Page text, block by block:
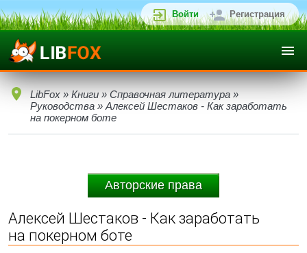
Войти Регистрация
LibFox » Книги » Справочная литература »
Руководства » Алексей Шестаков - Как заработать
на покерном боте
Авторские права
Алексей Шестаков - Как заработать
на покерном боте